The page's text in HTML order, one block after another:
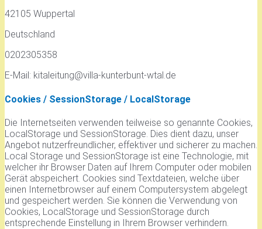
42105 Wuppertal
Deutschland
0202305358
E-Mail: kitaleitung@villa-kunterbunt-wtal.de
Cookies / SessionStorage / LocalStorage
Die Internetseiten verwenden teilweise so genannte Cookies,
LocalStorage und SessionStorage. Dies dient dazu, unser
Angebot nutzerfreundlicher, effektiver und sicherer zu machen.
Local Storage und SessionStorage ist eine Technologie, mit
welcher ihr Browser Daten auf Ihrem Computer oder mobilen
Gerät abspeichert. Cookies sind Textdateien, welche über
einen Internetbrowser auf einem Computersystem abgelegt
und gespeichert werden. Sie können die Verwendung von
Cookies, LocalStorage und SessionStorage durch
entsprechende Einstellung in Ihrem Browser verhindern.